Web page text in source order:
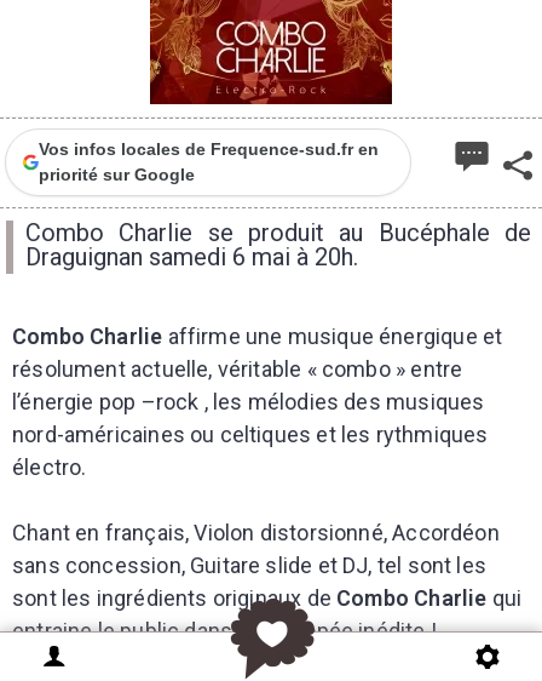
Vos infos locales de Frequence-sud.fr en
priorité sur Google
Combo Charlie se produit au Bucéphale de
Draguignan samedi 6 mai à 20h.
Combo Charlie affirme une musique énergique et
résolument actuelle, véritable « combo » entre
l’énergie pop –rock , les mélodies des musiques
nord-américaines ou celtiques et les rythmiques
électro.
Chant en français, Violon distorsionné, Accordéon
sans concession, Guitare slide et DJ, tel sont les
sont les ingrédients originaux de Combo Charlie qui
entraine le public dans une épopée inédite !